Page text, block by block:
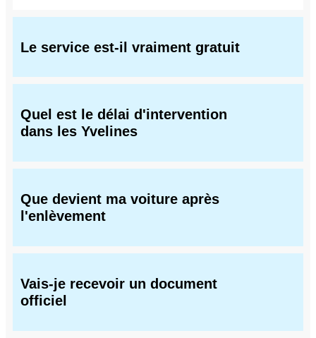
Le service est-il vraiment gratuit
Quel est le délai d'intervention
dans les Yvelines
Que devient ma voiture après
l'enlèvement
Vais-je recevoir un document
officiel